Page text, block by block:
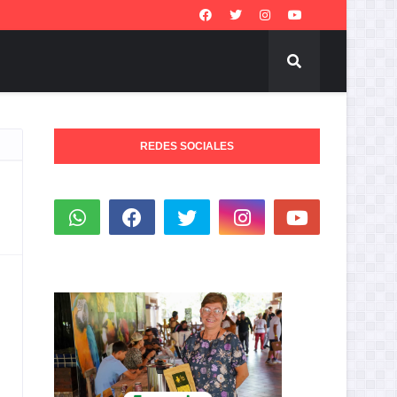
REDES SOCIALES